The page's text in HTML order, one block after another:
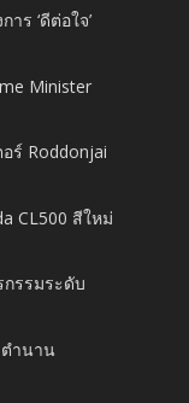
ร ‘ดีต่อใจ’
Minister
ร์ Roddonjai
CL500 สีใหม่
กรรมระดับ
ตำนาน